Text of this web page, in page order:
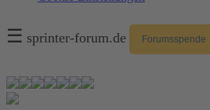
☰ sprinter-forum.de Forumsspende